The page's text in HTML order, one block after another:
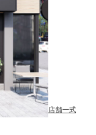
店舗一式